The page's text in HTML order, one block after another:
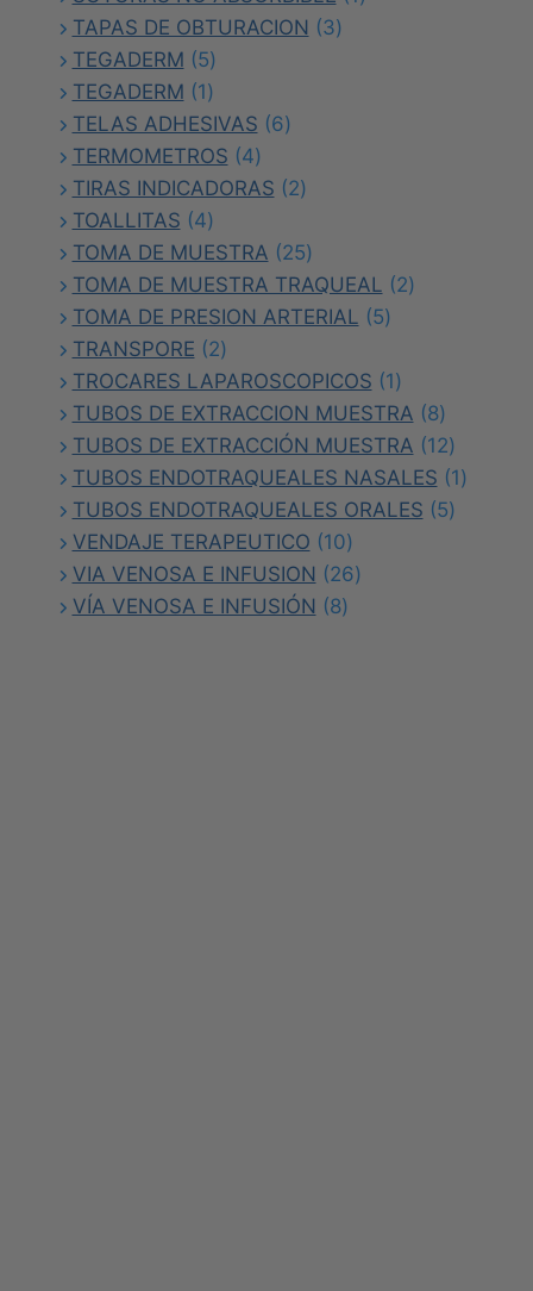
TAPAS DE OBTURACION 33
TEGADERM 55
productos
TEGADERM 11
producto
TELAS ADHESIVAS 66
TERMOMETROS 44
productos
TIRAS INDICADORAS 22
TOALLITAS 44
productos
TOMA DE MUESTRA 2525
productos
TOMA DE MUESTRA TRAQUEAL 22
TOMA DE PRESION ARTERIAL 55
TRANSPORE 22
productos
TROCARES LAPAROSCOPICOS 11
producto
TUBOS DE EXTRACCION MUESTRA 88
productos
TUBOS DE EXTRACCIÓN MUESTRA 1212
TUBOS ENDOTRAQUEALES NASALES 11
TUBOS ENDOTRAQUEALES ORALES 55
VENDAJE TERAPEUTICO 1010
productos
VIA VENOSA E INFUSION 2626
VÍA VENOSA E INFUSIÓN 88